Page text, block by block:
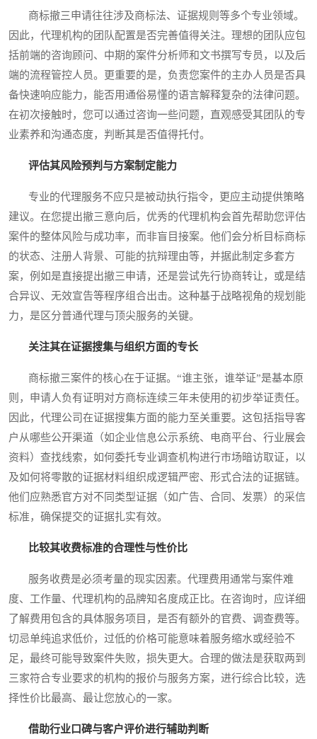
商标撤三申请往往涉及商标法、证据规则等多个专业领域。
因此，代理机构的团队配置是否完善值得关注。理想的团队应包
括前端的咨询顾问、中期的案件分析师和文书撰写专员，以及后
端的流程管控人员。更重要的是，负责您案件的主办人员是否具
备快速响应能力，能否用通俗易懂的语言解释复杂的法律问题。
在初次接触时，您可以通过咨询一些问题，直观感受其团队的专
业素养和沟通态度，判断其是否值得托付。
评估其风险预判与方案制定能力
专业的代理服务不应只是被动执行指令，更应主动提供策略
建议。在您提出撤三意向后，优秀的代理机构会首先帮助您评估
案件的整体风险与成功率，而非盲目接案。他们会分析目标商标
的状态、注册人背景、可能的抗辩理由等，并据此制定多套方
案，例如是直接提出撤三申请，还是尝试先行协商转让，或是结
合异议、无效宣告等程序组合出击。这种基于战略视角的规划能
力，是区分普通代理与顶尖服务的关键。
关注其在证据搜集与组织方面的专长
商标撤三案件的核心在于证据。“谁主张，谁举证”是基本原
则，申请人负有证明对方商标连续三年未使用的初步举证责任。
因此，代理公司在证据搜集方面的能力至关重要。这包括指导客
户从哪些公开渠道（如企业信息公示系统、电商平台、行业展会
资料）查找线索，如何委托专业调查机构进行市场暗访取证，以
及如何将零散的证据材料组织成逻辑严密、形式合法的证据链。
他们应熟悉官方对不同类型证据（如广告、合同、发票）的采信
标准，确保提交的证据扎实有效。
比较其收费标准的合理性与性价比
服务收费是必须考量的现实因素。代理费用通常与案件难
度、工作量、代理机构的品牌知名度成正比。在咨询时，应详细
了解费用包含的具体服务项目，是否有额外的官费、调查费等。
切忌单纯追求低价，过低的价格可能意味着服务缩水或经验不
足，最终可能导致案件失败，损失更大。合理的做法是获取两到
三家符合专业要求的机构的报价与服务方案，进行综合比较，选
择性价比最高、最让您放心的一家。
借助行业口碑与客户评价进行辅助判断